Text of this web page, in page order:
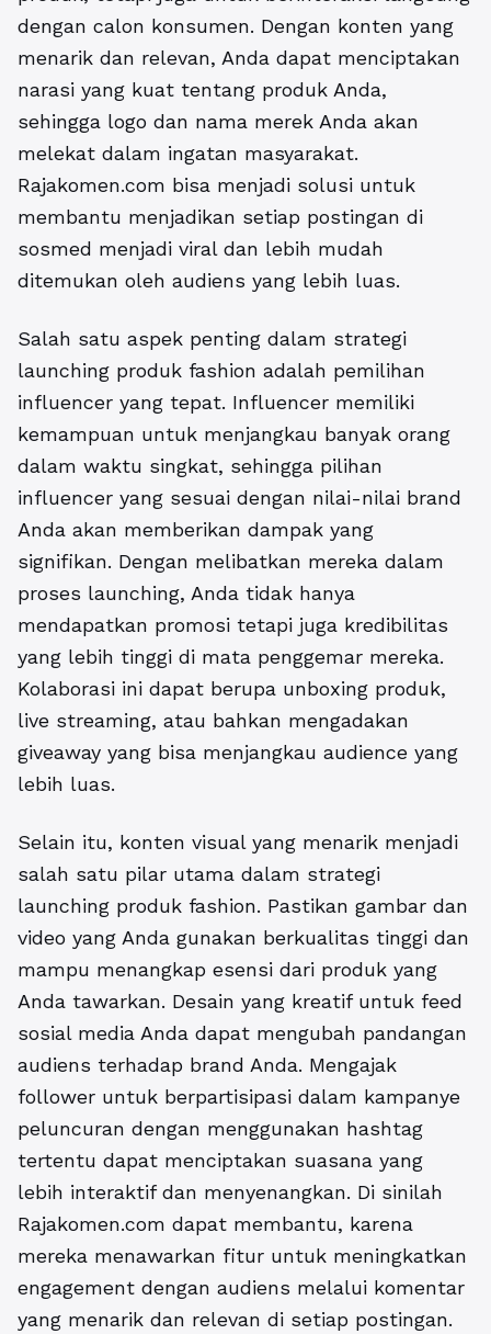
dengan calon konsumen. Dengan konten yang
menarik dan relevan, Anda dapat menciptakan
narasi yang kuat tentang produk Anda,
sehingga logo dan nama merek Anda akan
melekat dalam ingatan masyarakat.
Rajakomen.com bisa menjadi solusi untuk
membantu menjadikan setiap postingan di
sosmed menjadi viral dan lebih mudah
ditemukan oleh audiens yang lebih luas.
Salah satu aspek penting dalam strategi
launching produk fashion adalah pemilihan
influencer yang tepat. Influencer memiliki
kemampuan untuk menjangkau banyak orang
dalam waktu singkat, sehingga pilihan
influencer yang sesuai dengan nilai-nilai brand
Anda akan memberikan dampak yang
signifikan. Dengan melibatkan mereka dalam
proses launching, Anda tidak hanya
mendapatkan promosi tetapi juga kredibilitas
yang lebih tinggi di mata penggemar mereka.
Kolaborasi ini dapat berupa unboxing produk,
live streaming, atau bahkan mengadakan
giveaway yang bisa menjangkau audience yang
lebih luas.
Selain itu, konten visual yang menarik menjadi
salah satu pilar utama dalam strategi
launching produk fashion. Pastikan gambar dan
video yang Anda gunakan berkualitas tinggi dan
mampu menangkap esensi dari produk yang
Anda tawarkan. Desain yang kreatif untuk feed
sosial media Anda dapat mengubah pandangan
audiens terhadap brand Anda. Mengajak
follower untuk berpartisipasi dalam kampanye
peluncuran dengan menggunakan hashtag
tertentu dapat menciptakan suasana yang
lebih interaktif dan menyenangkan. Di sinilah
Rajakomen.com dapat membantu, karena
mereka menawarkan fitur untuk meningkatkan
engagement dengan audiens melalui komentar
yang menarik dan relevan di setiap postingan.